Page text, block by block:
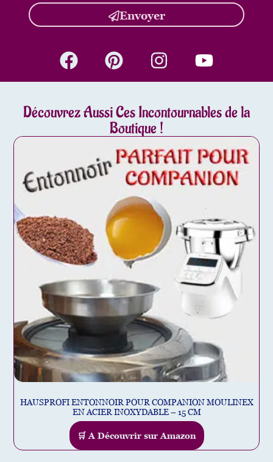
Envoyer
Découvrez Aussi Ces Incontournables de la
Boutique !
HAUSPROFI ENTONNOIR POUR COMPANION MOULINEX
EN ACIER INOXYDABLE – 15 CM
🛒 A Découvrir sur Amazon